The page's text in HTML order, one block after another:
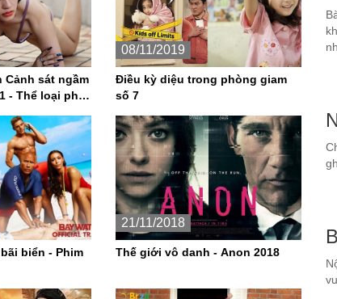
Cảnh sát ngầm
- Thể loại phim
08/11/2019
Điều kỳ diệu trong phòng giam
số 7
biển - Phim
21/11/2018
Thế giới vô danh - Anon 2018